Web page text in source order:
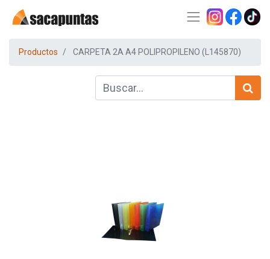
Productos CARPETA 2A A4 POLIPROPILENO (L145870)